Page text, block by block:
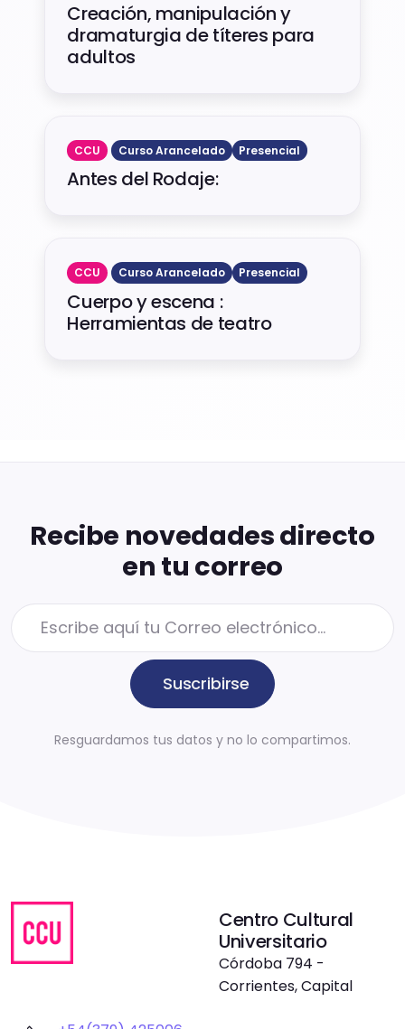
Creación, manipulación y
dramaturgia de títeres para
adultos
CCU Curso Arancelado Presencial
Antes del Rodaje:
CCU Curso Arancelado Presencial
Cuerpo y escena :
Herramientas de teatro
Recibe novedades directo
en tu correo
Suscribirse
Resguardamos tus datos y no lo compartimos.
Centro Cultural
Universitario
Córdoba 794 -
Corrientes, Capital